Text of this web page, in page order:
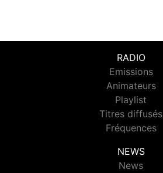
RADIO
Emissions
Animateurs
Playlist
Titres diffusés
Fréquences
NEWS
News